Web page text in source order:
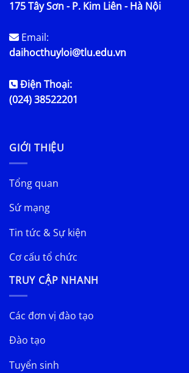
175 Tây Sơn - P. Kim Liên - Hà Nội
Email:
daihocthuyloi@tlu.edu.vn
Điện Thoại:
(024) 38522201
GIỚI THIỆU
Tổng quan
Sứ mạng
Tin tức & Sự kiện
Cơ cấu tổ chức
TRUY CẬP NHANH
Các đơn vị đào tạo
Đào tạo
Tuyển sinh